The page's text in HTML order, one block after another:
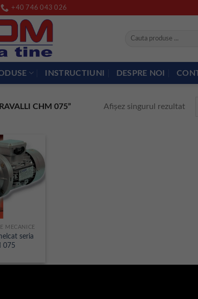
+40 746 043 026
Caută
INSTRUCTIUNI DESPRE NOI
CHM 075” Afișez singurul rezultat
MECANICE
seria
075